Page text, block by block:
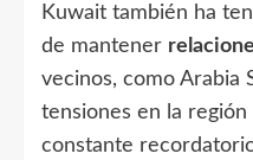
Kuwait también ha
de mantener
vecinos, como Arabia
tensiones en la
constante